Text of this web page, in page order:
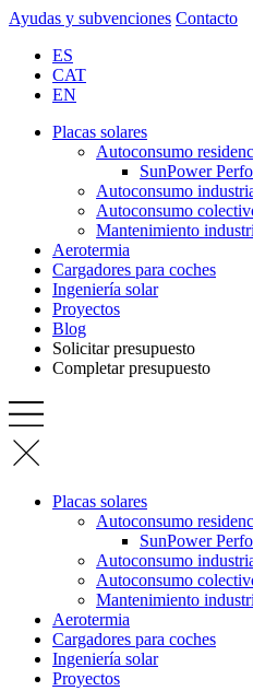
Ayudas y subvenciones Contacto
ES
CAT
EN
Placas solares
Autoconsumo
SunPower
Autoconsumo
Autoconsumo
Mantenimiento
Aerotermia
Cargadores para coches
Ingeniería solar
Proyectos
Blog
Solicitar presupuesto
Completar presupuesto
Placas solares
Autoconsumo
SunPower
Autoconsumo
Autoconsumo
Mantenimiento
Aerotermia
Cargadores para coches
Ingeniería solar
Proyectos